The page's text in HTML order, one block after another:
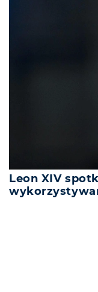
Leon XIV